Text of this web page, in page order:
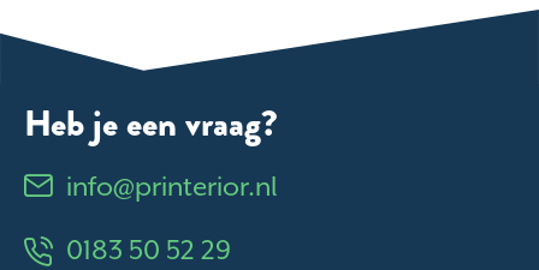
Heb je een vraag?
info@printerior.nl
0183 50 52 29